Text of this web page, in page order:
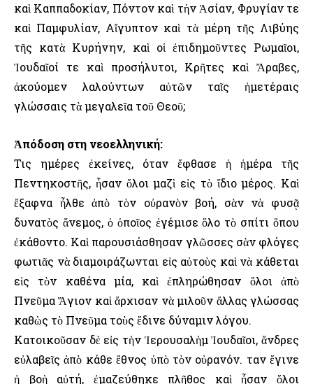
καὶ Καππαδοκίαν, Πόντον καὶ τὴν Ἀσίαν, Φρυγίαν τε
καὶ Παμφυλίαν, Αἴγυπτον καὶ τὰ μέρη τῆς Λιβύης
τῆς κατὰ Κυρήνην, καὶ οἱ ἐπιδημοῦντες Ρωμαῖοι,
Ἰουδαῖοί τε καὶ προσήλυτοι, Κρῆτες καὶ Ἄραβες,
ἀκούομεν λαλούντων αὐτῶν ταῖς ἡμετέραις
γλώσσαις τὰ μεγαλεῖα τοῦ Θεοῦ;
Ἀπόδοση στη νεοελληνική:
Τις ημέρες ἐκείνες, όταν ἔφθασε ἡ ἡμέρα τῆς
Πεντηκοστῆς, ἦσαν ὅλοι μαζὶ εἰς τὸ ἴδιο μέρος. Καὶ
ἔξαφνα ἦλθε ἀπὸ τὸν οὐρανὸν βοή, σὰν νὰ φυσᾷ
δυνατὸς ἄνεμος, ὁ ὁποῖος ἐγέμισε ὅλο τὸ σπίτι ὅπου
ἐκάθοντο. Καὶ παρουσιάσθησαν γλῶσσες σὰν φλόγες
φωτιᾶς νὰ διαμοιράζωνται εἰς αὐτοὺς καὶ νὰ κάθεται
εἰς τὸν καθένα μία, καὶ ἐπληρώθησαν ὅλοι ἀπὸ
Πνεῦμα Ἅγιον καὶ ἄρχισαν νὰ μιλοῦν ἄλλας γλώσσας
καθὼς τὸ Πνεῦμα τοὺς ἔδινε δύναμιν λόγου.
Κατοικοῦσαν δὲ εἰς τὴν Ἱερουσαλὴμ Ἰουδαῖοι, ἄνδρες
εὐλαβεῖς ἀπὸ κάθε ἔθνος ὑπὸ τὸν οὐρανόν. Ὅταν ἔγινε
ἡ βοὴ αὐτή, ἐμαζεύθηκε πλῆθος καὶ ἦσαν ὅλοι